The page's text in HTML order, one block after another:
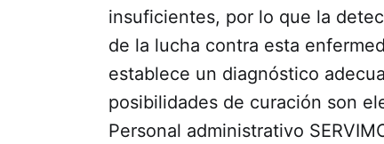
insuficientes, por lo que la
de la lucha contra esta
establece un diagnóstico
posibilidades de curación son
Personal administrativo